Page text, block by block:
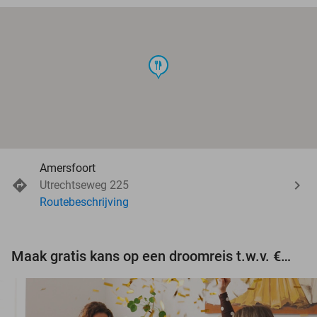
food
Amersfoort
Utrechtseweg 225
Routebeschrijving
Maak gratis kans op een droomreis t.w.v. €3.000!